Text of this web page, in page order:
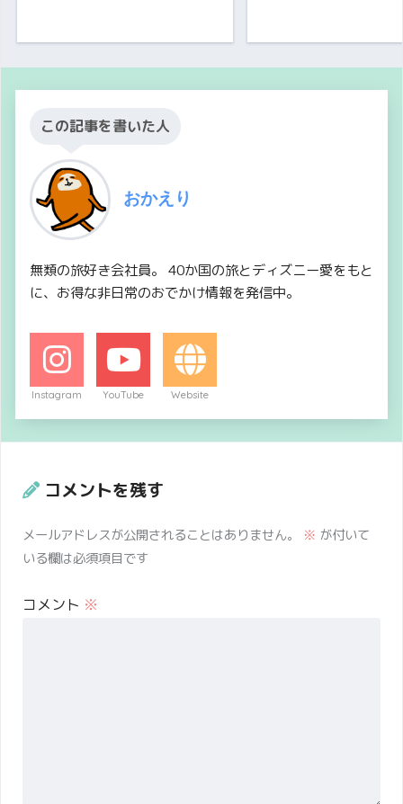
この記事を書いた人
おかえり
無類の旅好き会社員。 40か国の旅とディズニー愛をもと
に、お得な非日常のおでかけ情報を発信中。
Instagram YouTube Website
コメントを残す
メールアドレスが公開されることはありません。 ※ が付いて
いる欄は必須項目です
コメント ※